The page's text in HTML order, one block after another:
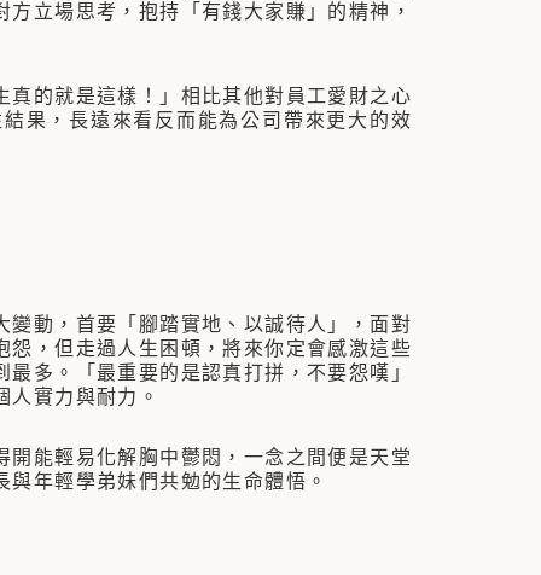
立場思考，抱持「有錢大家賺」的精神，
的就是這樣！」相比其他對員工愛財之心
果，長遠來看反而能為公司帶來更大的效
動，首要「腳踏實地、以誠待人」，面對
怨，但走過人生困頓，將來你定會感激這些
多。「最重要的是認真打拼，不要怨嘆」
人實力與耐力。
能輕易化解胸中鬱悶，一念之間便是天堂
年輕學弟妹們共勉的生命體悟。